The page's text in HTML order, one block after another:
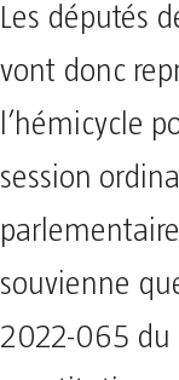
Les députés
vont donc
l’hémicycle
session
souvienne
2022-065 du